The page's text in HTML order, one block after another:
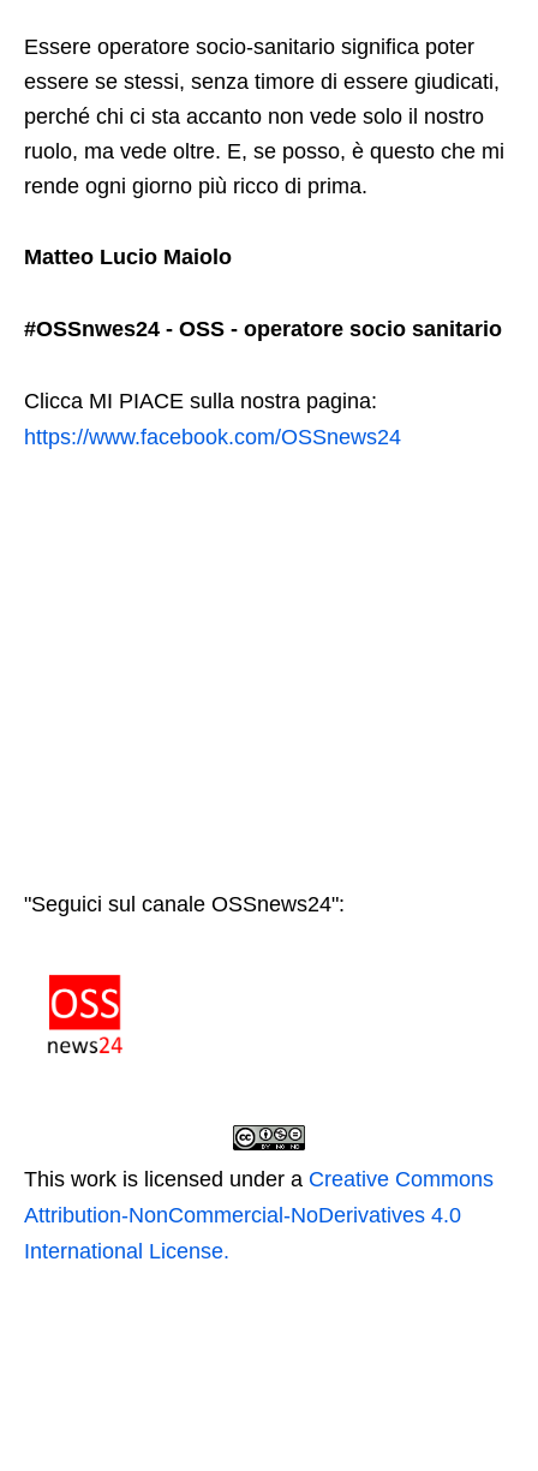
Essere operatore socio-sanitario significa poter
essere se stessi, senza timore di essere giudicati,
perché chi ci sta accanto non vede solo il nostro
ruolo, ma vede oltre. E, se posso, è questo che mi
rende ogni giorno più ricco di prima.
Matteo Lucio Maiolo
#OSSnwes24 - OSS - operatore socio sanitario
Clicca MI PIACE sulla nostra pagina:
https://www.facebook.com/OSSnews24
"Seguici sul canale OSSnews24":
This work is licensed under a Creative Commons
Attribution-NonCommercial-NoDerivatives 4.0
International License.